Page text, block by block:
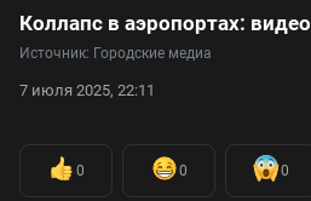
Коллапс в аэропортах: видео
Источник: Городские медиа
7 июля 2025, 22:11
0 0 0